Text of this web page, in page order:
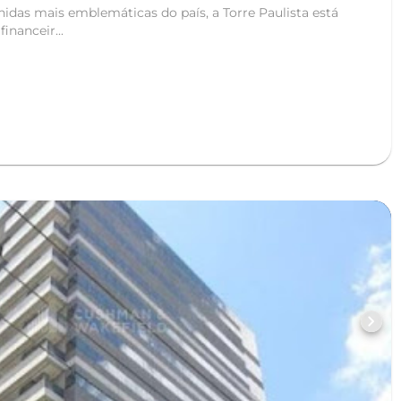
mais emblemáticas do país, a Torre Paulista está
chevron_right